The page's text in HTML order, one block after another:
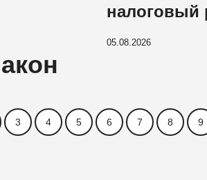
05.08.2026
3 4 5 6 7 8 9